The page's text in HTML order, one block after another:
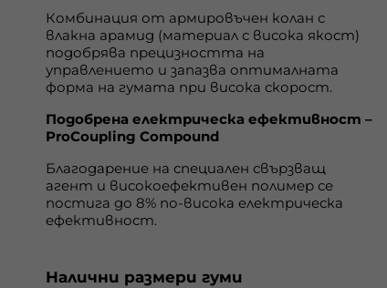
Комбинация от армировъчен колан с
влакна арамид (материал с висока якост)
подобрява прецизността на
управлението и запазва оптималната
форма на гумата при висока скорост.
Подобрена електрическа ефективност –
ProCoupling Compound
Благодарение на специален свързващ
агент и високоефективен полимер се
постига до 8% по-висока електрическа
ефективност.
Налични размери гуми